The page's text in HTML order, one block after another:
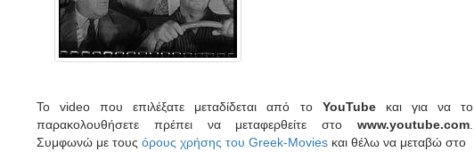
Το video που επιλέξατε μεταδίδεται από το YouTubeκαι για να το
παρακολουθήσετε πρέπει να μεταφερθείτε στο www.youtube.com.
Συμφωνώ με τους όρους χρήσης του Greek-Moviesκαι θέλω να μεταβώ στο